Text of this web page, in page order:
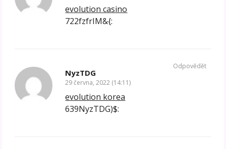
evolution casino
722fzfrIM&{:
NyzTDG
29 června, 2022 (14:11)
evolution korea
639NyzTDG)$:
Odpovědět